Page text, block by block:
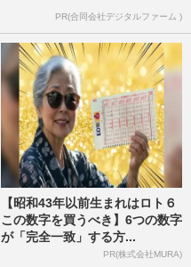
PR(合同会社デジタルファーム )
【昭和43年以前生まれはロト６
この数字を買うべき】6つの数字
が「完全一致」する方...
PR(株式会社MURA)